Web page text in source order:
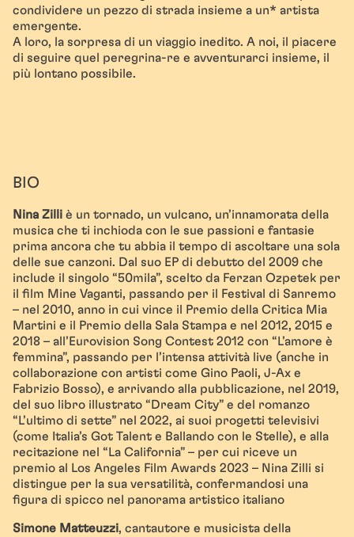
condividere un pezzo di strada insieme a un* artista
emergente.
A loro, la sorpresa di un viaggio inedito. A noi, il piacere
di seguire quel peregrina-re e avventurarci insieme, il
più lontano possibile.
BIO
Nina Zilli è un tornado, un vulcano, un’innamorata della
musica che ti inchioda con le sue passioni e fantasie
prima ancora che tu abbia il tempo di ascoltare una sola
delle sue canzoni. Dal suo EP di debutto del 2009 che
include il singolo “50mila”, scelto da Ferzan Ozpetek per
il film Mine Vaganti, passando per il Festival di Sanremo
– nel 2010, anno in cui vince il Premio della Critica Mia
Martini e il Premio della Sala Stampa e nel 2012, 2015 e
2018 – all’Eurovision Song Contest 2012 con “L’amore è
femmina”, passando per l’intensa attività live (anche in
collaborazione con artisti come Gino Paoli, J-Ax e
Fabrizio Bosso), e arrivando alla pubblicazione, nel 2019,
del suo libro illustrato “Dream City” e del romanzo
“L’ultimo di sette” nel 2022, ai suoi progetti televisivi
(come Italia’s Got Talent e Ballando con le Stelle), e alla
recitazione nel “La California” – per cui riceve un
premio al Los Angeles Film Awards 2023 – Nina Zilli si
distingue per la sua versatilità, confermandosi una
figura di spicco nel panorama artistico italiano
Simone Matteuzzi, cantautore e musicista della